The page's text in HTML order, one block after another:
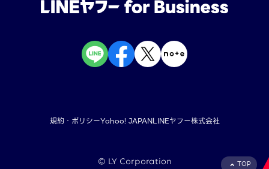
TOP
規約・ポリシーYahoo! JAPANLINEヤフー株式会社
©︎ LY Corporation